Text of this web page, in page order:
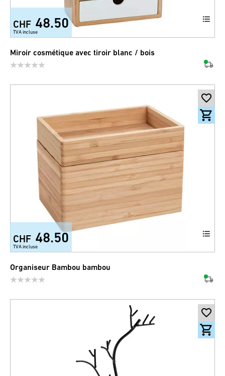
CHF 48.50
TVA incluse
Miroir cosmétique avec tiroir blanc / bois
CHF 48.50
TVA incluse
Organiseur Bambou bambou